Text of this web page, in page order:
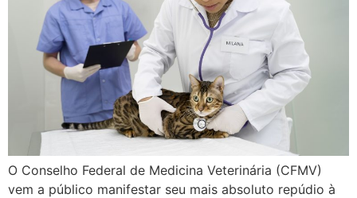
O Conselho Federal de Medicina Veterinária (CFMV)
vem a público manifestar seu mais absoluto repúdio à